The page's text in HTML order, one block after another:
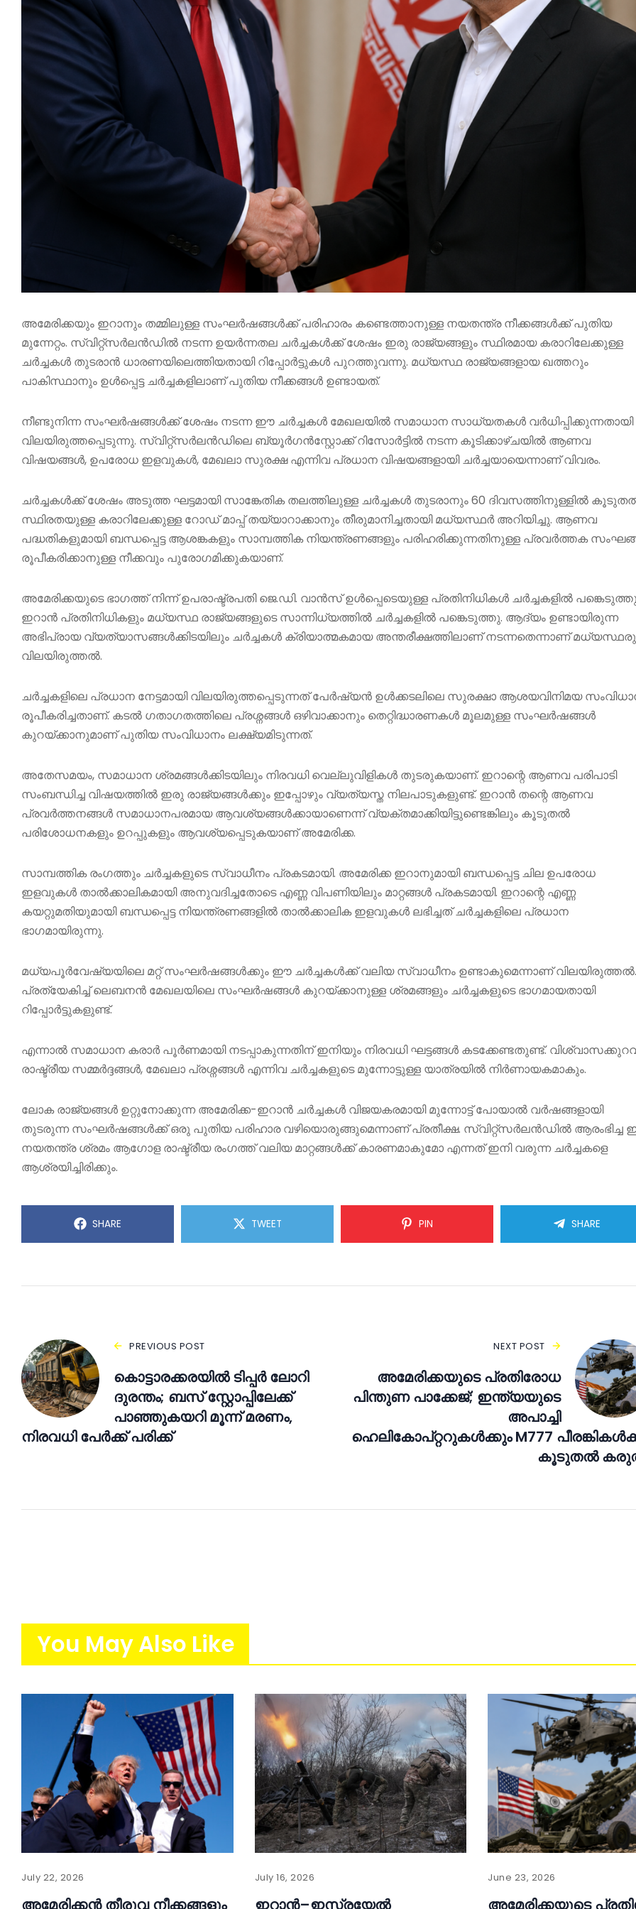
അമേരിക്കയും ഇറാനും തമ്മിലുള്ള സംഘർഷങ്ങൾക്ക് പരിഹാരം കണ്ടെത്താനുള്ള നയതന്ത്ര നീക്കങ്ങൾക്ക് പുതിയ
മുന്നേറ്റം. സ്വിറ്റ്സർലൻഡിൽ നടന്ന ഉയർന്നതല ചർച്ചകൾക്ക് ശേഷം ഇരു രാജ്യങ്ങളും സ്ഥിരമായ കരാറിലേക്കുള്ള
ചർച്ചകൾ തുടരാൻ ധാരണയിലെത്തിയതായി റിപ്പോർട്ടുകൾ പുറത്തുവന്നു. മധ്യസ്ഥ രാജ്യങ്ങളായ ഖത്തറും
പാകിസ്ഥാനും ഉൾപ്പെട്ട ചർച്ചകളിലാണ് പുതിയ നീക്കങ്ങൾ ഉണ്ടായത്.
നീണ്ടുനിന്ന സംഘർഷങ്ങൾക്ക് ശേഷം നടന്ന ഈ ചർച്ചകൾ മേഖലയിൽ സമാധാന സാധ്യതകൾ വർധിപ്പിക്കുന്നതായി
വിലയിരുത്തപ്പെടുന്നു. സ്വിറ്റ്സർലൻഡിലെ ബ്യൂർഗൻസ്റ്റോക്ക് റിസോർട്ടിൽ നടന്ന കൂടിക്കാഴ്ചയിൽ ആണവ
വിഷയങ്ങൾ, ഉപരോധ ഇളവുകൾ, മേഖലാ സുരക്ഷ എന്നിവ പ്രധാന വിഷയങ്ങളായി ചർച്ചയായെന്നാണ് വിവരം.
ചർച്ചകൾക്ക് ശേഷം അടുത്ത ഘട്ടമായി സാങ്കേതിക തലത്തിലുള്ള ചർച്ചകൾ തുടരാനും 60 ദിവസത്തിനുള്ളിൽ
സ്ഥിരതയുള്ള കരാറിലേക്കുള്ള റോഡ് മാപ്പ് തയ്യാറാക്കാനും തീരുമാനിച്ചതായി മധ്യസ്ഥർ അറിയിച്ചു. ആണവ
പദ്ധതികളുമായി ബന്ധപ്പെട്ട ആശങ്കകളും സാമ്പത്തിക നിയന്ത്രണങ്ങളും പരിഹരിക്കുന്നതിനുള്ള പ്രവർത്തക
രൂപീകരിക്കാനുള്ള നീക്കവും പുരോഗമിക്കുകയാണ്.
അമേരിക്കയുടെ ഭാഗത്ത് നിന്ന് ഉപരാഷ്ട്രപതി ജെ.ഡി. വാൻസ് ഉൾപ്പെടെയുള്ള പ്രതിനിധികൾ ചർച്ചകളിൽ
ഇറാൻ പ്രതിനിധികളും മധ്യസ്ഥ രാജ്യങ്ങളുടെ സാന്നിധ്യത്തിൽ ചർച്ചകളിൽ പങ്കെടുത്തു. ആദ്യം ഉണ്ടായിരുന്ന
അഭിപ്രായ വ്യത്യാസങ്ങൾക്കിടയിലും ചർച്ചകൾ ക്രിയാത്മകമായ അന്തരീക്ഷത്തിലാണ് നടന്നതെന്നാണ്
വിലയിരുത്തൽ.
ചർച്ചകളിലെ പ്രധാന നേട്ടമായി വിലയിരുത്തപ്പെടുന്നത് പേർഷ്യൻ ഉൾക്കടലിലെ സുരക്ഷാ ആശയവിനിമയ
രൂപീകരിച്ചതാണ്. കടൽ ഗതാഗതത്തിലെ പ്രശ്നങ്ങൾ ഒഴിവാക്കാനും തെറ്റിദ്ധാരണകൾ മൂലമുള്ള സംഘർഷങ്ങൾ
കുറയ്ക്കാനുമാണ് പുതിയ സംവിധാനം ലക്ഷ്യമിടുന്നത്.
അതേസമയം, സമാധാന ശ്രമങ്ങൾക്കിടയിലും നിരവധി വെല്ലുവിളികൾ തുടരുകയാണ്. ഇറാന്റെ ആണവ പരിപാടി
സംബന്ധിച്ച വിഷയത്തിൽ ഇരു രാജ്യങ്ങൾക്കും ഇപ്പോഴും വ്യത്യസ്ത നിലപാടുകളുണ്ട്. ഇറാൻ തന്റെ ആണവ
പ്രവർത്തനങ്ങൾ സമാധാനപരമായ ആവശ്യങ്ങൾക്കായാണെന്ന് വ്യക്തമാക്കിയിട്ടുണ്ടെങ്കിലും കൂടുതൽ
പരിശോധനകളും ഉറപ്പുകളും ആവശ്യപ്പെടുകയാണ് അമേരിക്ക.
സാമ്പത്തിക രംഗത്തും ചർച്ചകളുടെ സ്വാധീനം പ്രകടമായി. അമേരിക്ക ഇറാനുമായി ബന്ധപ്പെട്ട ചില ഉപരോധ
ഇളവുകൾ താൽക്കാലികമായി അനുവദിച്ചതോടെ എണ്ണ വിപണിയിലും മാറ്റങ്ങൾ പ്രകടമായി. ഇറാന്റെ എണ്ണ
കയറ്റുമതിയുമായി ബന്ധപ്പെട്ട നിയന്ത്രണങ്ങളിൽ താൽക്കാലിക ഇളവുകൾ ലഭിച്ചത് ചർച്ചകളിലെ പ്രധാന
ഭാഗമായിരുന്നു.
മധ്യപൂർവേഷ്യയിലെ മറ്റ് സംഘർഷങ്ങൾക്കും ഈ ചർച്ചകൾക്ക് വലിയ സ്വാധീനം ഉണ്ടാകുമെന്നാണ് വിലയിരുത്തൽ.
പ്രത്യേകിച്ച് ലെബനൻ മേഖലയിലെ സംഘർഷങ്ങൾ കുറയ്ക്കാനുള്ള ശ്രമങ്ങളും ചർച്ചകളുടെ ഭാഗമായതായി
റിപ്പോർട്ടുകളുണ്ട്.
എന്നാൽ സമാധാന കരാർ പൂർണമായി നടപ്പാകുന്നതിന് ഇനിയും നിരവധി ഘട്ടങ്ങൾ കടക്കേണ്ടതുണ്ട്.
രാഷ്ട്രീയ സമ്മർദ്ദങ്ങൾ, മേഖലാ പ്രശ്നങ്ങൾ എന്നിവ ചർച്ചകളുടെ മുന്നോട്ടുള്ള യാത്രയിൽ നിർണായകമാകും.
ലോക രാജ്യങ്ങൾ ഉറ്റുനോക്കുന്ന അമേരിക്ക-ഇറാൻ ചർച്ചകൾ വിജയകരമായി മുന്നോട്ട് പോയാൽ വർഷങ്ങളായി
തുടരുന്ന സംഘർഷങ്ങൾക്ക് ഒരു പുതിയ പരിഹാര വഴിയൊരുങ്ങുമെന്നാണ് പ്രതീക്ഷ. സ്വിറ്റ്സർലൻഡിൽ ആരംഭിച്ച
നയതന്ത്ര ശ്രമം ആഗോള രാഷ്ട്രീയ രംഗത്ത് വലിയ മാറ്റങ്ങൾക്ക് കാരണമാകുമോ എന്നത് ഇനി വരുന്ന ചർച്ചകളെ
ആശ്രയിച്ചിരിക്കും.
SHARE TWEET PIN SHARE
PREVIOUS POST
കൊട്ടാരക്കരയിൽ ടിപ്പർ ലോറി
ദുരന്തം; ബസ് സ്റ്റോപ്പിലേക്ക്
പാഞ്ഞുകയറി മൂന്ന് മരണം,
നിരവധി പേർക്ക് പരിക്ക്
NEXT POST
അമേരിക്കയുടെ പ്രതിരോധ
പിന്തുണ പാക്കേജ്; ഇന്ത്യയുടെ
അപാച്ചി
ഹെലികോപ്റ്ററുകൾക്കും M777
കൂടുതൽ
You May Also Like
July 22, 2026
അമേരിക്കൻ തീരുവ നീക്കങ്ങളും
July 16, 2026
ഇറാൻ–ഇസ്രയേൽ
June 23, 2026
അമേരിക്കയുടെ